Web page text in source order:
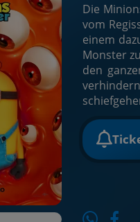
Die
vom
einem
Monster
den